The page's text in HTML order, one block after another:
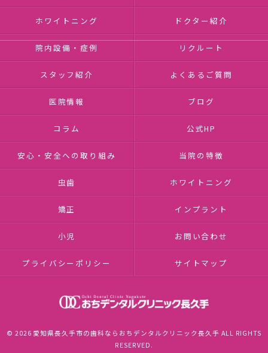
ホワイトニング ドクター紹介
院内設備・症例 リクルート
スタッフ紹介 よくあるご質問
医院情報 ブログ
コラム 公式HP
安心・安全への取り組み 当院の特徴
虫歯 ホワイトニング
矯正 インプラント
小児 お問い合わせ
プライバシーポリシー サイトマップ
© 2026 愛知県長久手市の歯科ならおちデンタルクリニック長久手 ALL RIGHTS
RESERVED.